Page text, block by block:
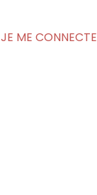
JE ME CONNECTE